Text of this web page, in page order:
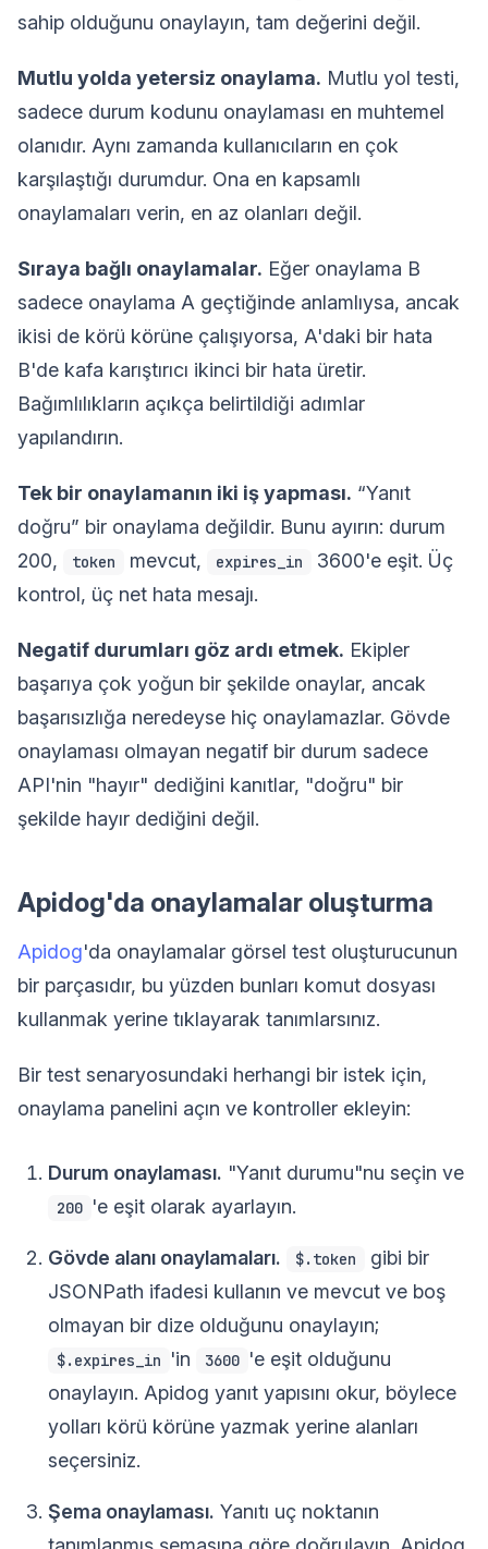
sahip olduğunu onaylayın, tam değerini değil.
Mutlu yolda yetersiz onaylama. Mutlu yol testi,
sadece durum kodunu onaylaması en muhtemel
olanıdır. Aynı zamanda kullanıcıların en çok
karşılaştığı durumdur. Ona en kapsamlı
onaylamaları verin, en az olanları değil.
Sıraya bağlı onaylamalar. Eğer onaylama B
sadece onaylama A geçtiğinde anlamlıysa, ancak
ikisi de körü körüne çalışıyorsa, A'daki bir hata
B'de kafa karıştırıcı ikinci bir hata üretir.
Bağımlılıkların açıkça belirtildiği adımlar
yapılandırın.
Tek bir onaylamanın iki iş yapması. “Yanıt
doğru” bir onaylama değildir. Bunu ayırın: durum
200,
token mevcut, expires_in
3600'e eşit. Üç
kontrol, üç net hata mesajı.
Negatif durumları göz ardı etmek. Ekipler
başarıya çok yoğun bir şekilde onaylar, ancak
başarısızlığa neredeyse hiç onaylamazlar. Gövde
onaylaması olmayan negatif bir durum sadece
API'nin "hayır" dediğini kanıtlar, "doğru" bir
şekilde hayır dediğini değil.
Apidog'da onaylamalar oluşturma
Apidog'da onaylamalar görsel test oluşturucunun
bir parçasıdır, bu yüzden bunları komut dosyası
kullanmak yerine tıklayarak tanımlarsınız.
Bir test senaryosundaki herhangi bir istek için,
onaylama panelini açın ve kontroller ekleyin:
Durum onaylaması. "Yanıt durumu"nu seçin ve
200 'e eşit olarak ayarlayın.
Gövde alanı onaylamaları. $.token
gibi bir
JSONPath ifadesi kullanın ve mevcut ve boş
olmayan bir dize olduğunu onaylayın;
$.expires_in 'in 3600 'e eşit olduğunu
onaylayın. Apidog yanıt yapısını okur, böylece
yolları körü körüne yazmak yerine alanları
seçersiniz.
Şema onaylaması. Yanıtı uç noktanın